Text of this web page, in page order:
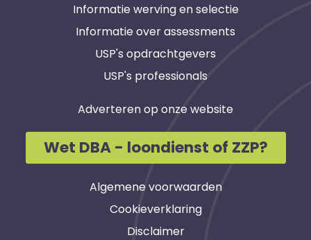
Informatie werving en selectie
Informatie over assessments
USP's opdrachtgevers
USP's professionals
Adverteren op onze website
Wet DBA - loondienst of ZZP?
Algemene voorwaarden
Cookieverklaring
Disclaimer